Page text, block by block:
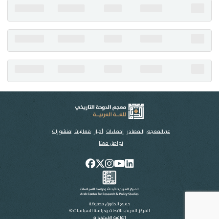
عن المعجم المصادر إحصاءات أخبار فعاليات منشورات
تواصل معنا
جميع الحقوق محفوظة
المركز العربي للأبحاث ودراسة السياسات ©